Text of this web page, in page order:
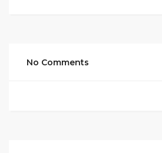
No Comments